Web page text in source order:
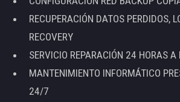
RECUPERACIÓN DATOS PERDIDOS,
RECOVERY
SERVICIO REPARACIÓN 24 HORAS A
MANTENIMIENTO INFORMÁTICO
24/7